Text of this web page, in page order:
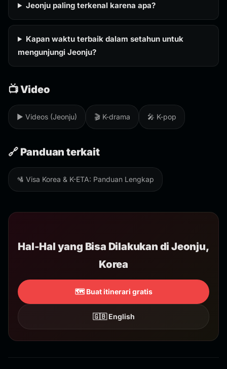
Jeonju paling terkenal karena apa?
Kapan waktu terbaik dalam setahun untuk
mengunjungi Jeonju?
📺 Video
▶️ Videos (Jeonju) 🎬 K-drama 🎤 K-pop
🔗 Panduan terkait
🛂 Visa Korea & K-ETA: Panduan Lengkap
Hal-Hal yang Bisa Dilakukan di Jeonju,
Korea
🗺️ Buat itinerari gratis
🇬🇧 English